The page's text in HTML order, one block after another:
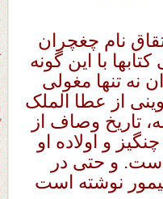
نام چغچران
با این گونه
نه تنها مغولی
از عطا الملک
تاریخ وصاف از
و اولاده او
و حتی در
نوشته است